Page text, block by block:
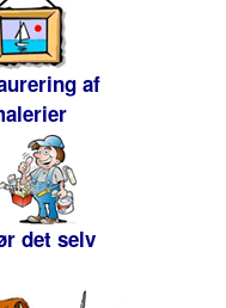
af
det selv